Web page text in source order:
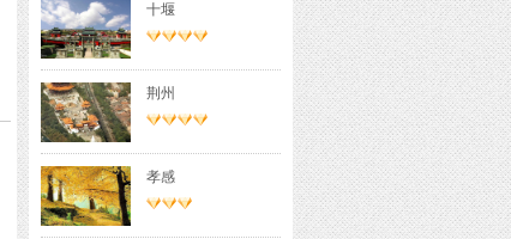
十堰
荆州
孝感